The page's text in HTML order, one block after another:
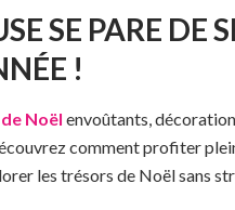
SE PARE DE
!
Noël envoûtants,
comment profiter
les trésors de Noël sans